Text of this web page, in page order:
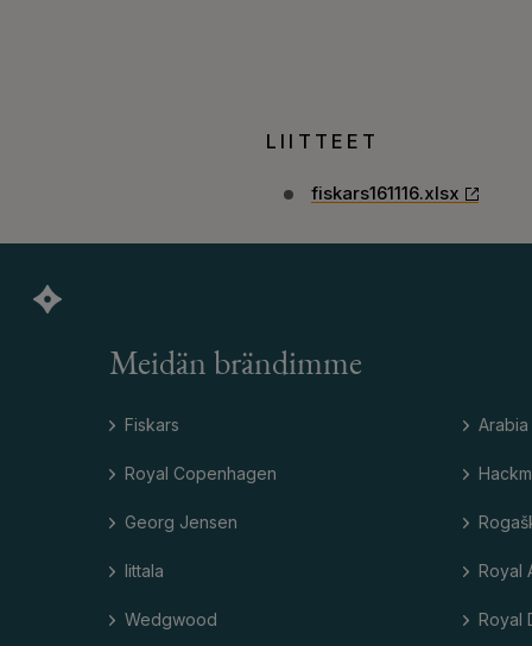
LIITTEET
fiskars161116.xlsx
Meidän brändimme
Fiskars
Royal Copenhagen
Georg Jensen
Iittala
Wedgwood
Arabia
Royal
Royal